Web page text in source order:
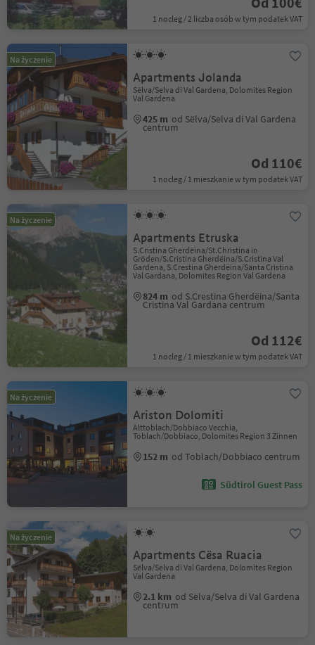
1 nocleg / 2 liczba osób w tym podatek VAT
Na życzenie
Apartments Jolanda
Sëlva/Selva di Val Gardena, Dolomites Region
Val Gardena
425 m od Sëlva/Selva di Val Gardena
centrum
Od 110€
1 nocleg / 1 mieszkanie w tym podatek VAT
Na życzenie
Apartments Etruska
S.Cristina Gherdëina/St.Christina in
Gröden/S.Cristina Gherdëina/S.Cristina Val
Gardena, S.Crestina Gherdëina/Santa Cristina
Val Gardana, Dolomites Region Val Gardena
824 m od S.Crestina Gherdëina/Santa
Cristina Val Gardana centrum
Od 112€
1 nocleg / 1 mieszkanie w tym podatek VAT
Na życzenie
Ariston Dolomiti
Alttoblach/Dobbiaco Vecchia,
Toblach/Dobbiaco, Dolomites Region 3 Zinnen
152 m od Toblach/Dobbiaco centrum
Südtirol Guest Pass
Na życzenie
Apartments Cësa Ruacia
Sëlva/Selva di Val Gardena, Dolomites Region
Val Gardena
2.1 km od Sëlva/Selva di Val Gardena
centrum